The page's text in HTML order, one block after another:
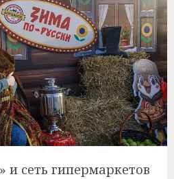
и сеть гипермаркетов